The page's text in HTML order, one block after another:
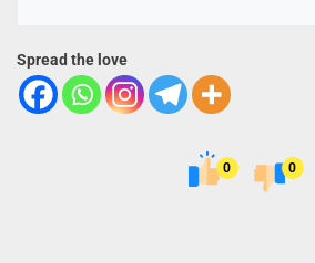
Spread the love
0 0